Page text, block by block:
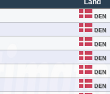
Land
DEN
DEN
DEN
DEN
DEN
DEN